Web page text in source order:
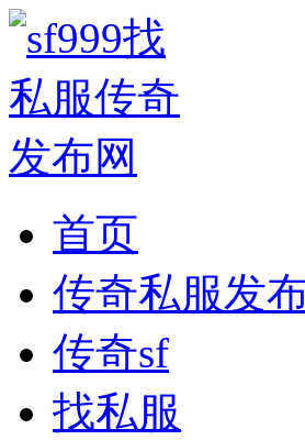
首页
传奇私服发
传奇sf
找私服